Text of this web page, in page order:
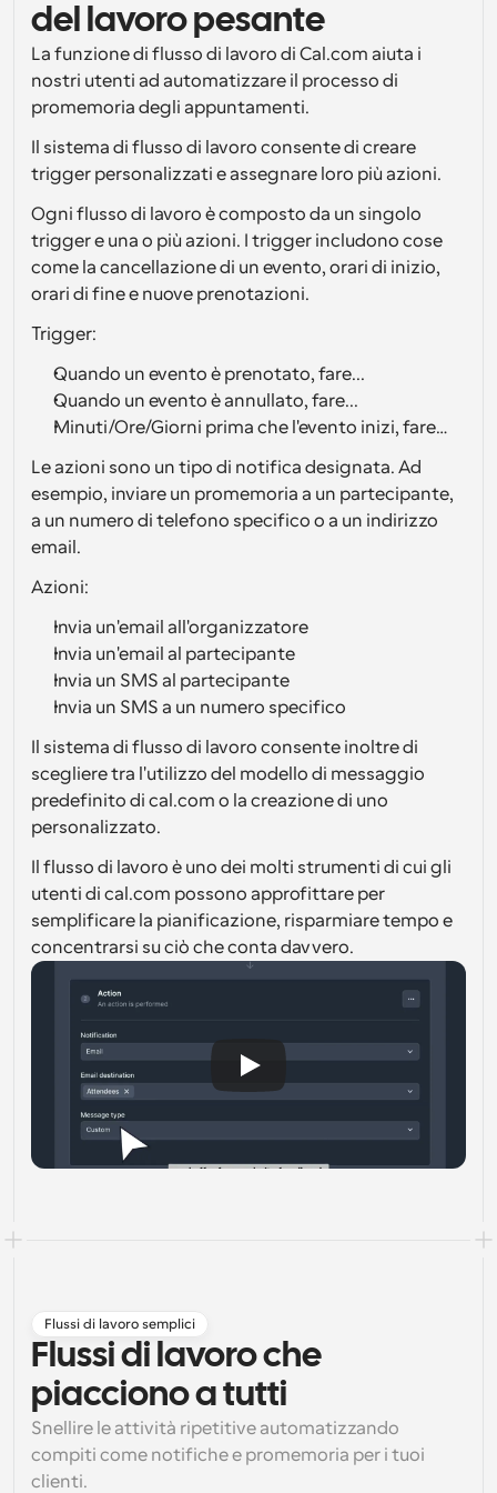
Programmazione potenziata con chiamate
supportate dall'IA
Flussi di lavoro
Automatizzare la pianificazione e i promemoria
Blog
Rimani aggiornato con le ultime notizie e aggiornamenti
Incontrare i clienti in pochi minuti
Link di Gruppo Dinamico
Prenota senza sforzo riunioni con più persone
Ricevi una notifica quando succede qualcosa
del lavoro pesante
La funzione di flusso di lavoro di Cal.com aiuta i
nostri utenti ad automatizzare il processo di
promemoria degli appuntamenti.
Il sistema di flusso di lavoro consente di creare
trigger personalizzati e assegnare loro più azioni.
Ogni flusso di lavoro è composto da un singolo
trigger e una o più azioni. I trigger includono cose
come la cancellazione di un evento, orari di inizio,
orari di fine e nuove prenotazioni.
Trigger:
Quando un evento è prenotato, fare...
Quando un evento è annullato, fare...
Minuti/Ore/Giorni prima che l'evento inizi, fare…
Le azioni sono un tipo di notifica designata. Ad
esempio, inviare un promemoria a un partecipante,
a un numero di telefono specifico o a un indirizzo
email.
Azioni:
Invia un'email all'organizzatore
Invia un'email al partecipante
Invia un SMS al partecipante
Invia un SMS a un numero specifico
Il sistema di flusso di lavoro consente inoltre di
scegliere tra l'utilizzo del modello di messaggio
predefinito di cal.com o la creazione di uno
personalizzato.
Il flusso di lavoro è uno dei molti strumenti di cui gli
utenti di cal.com possono approfittare per
semplificare la pianificazione, risparmiare tempo e
concentrarsi su ciò che conta davvero.
Flussi di lavoro semplici
Flussi di lavoro che
piacciono a tutti
Snellire le attività ripetitive automatizzando
compiti come notifiche e promemoria per i tuoi
clienti.